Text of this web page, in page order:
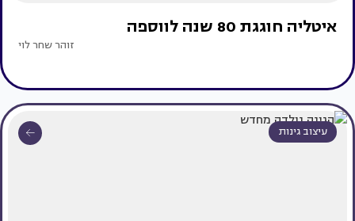
איטליה חוגגת 80 שנה לווספה
זוהר שחר לוי
עיצוב גינות